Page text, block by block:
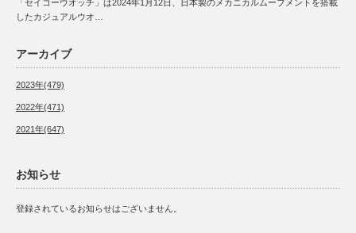
「セイコーウオッチ」は2024年1月12日、日本製のメカニカルムーブメントを搭載
したカジュアルウオ…
アーカイブ
2023年(479)
2022年(471)
2021年(647)
お知らせ
登録されているお知らせはございません。